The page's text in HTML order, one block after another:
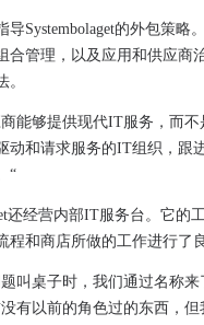
IT酋长和供应商都被判入狱腐败
数据服务可以告诉您谁在商店中
班加罗尔选择额外的服务中心
结束在线销售中的地理博
现在限于Edge和Bing：这是点击
遍布学校和图书馆的无线
软件审计员
齿和二重奏带走
导Systembolaget的外包策
合管理，以及应用和供应商
。
能够提供现代IT服务，而
动和请求服务的IT组织，跟
“
还经营内部IT服务台。它
程和商店所做的工作进行了
叫桌子时，我们通过名称
有以前的角色过的东西，